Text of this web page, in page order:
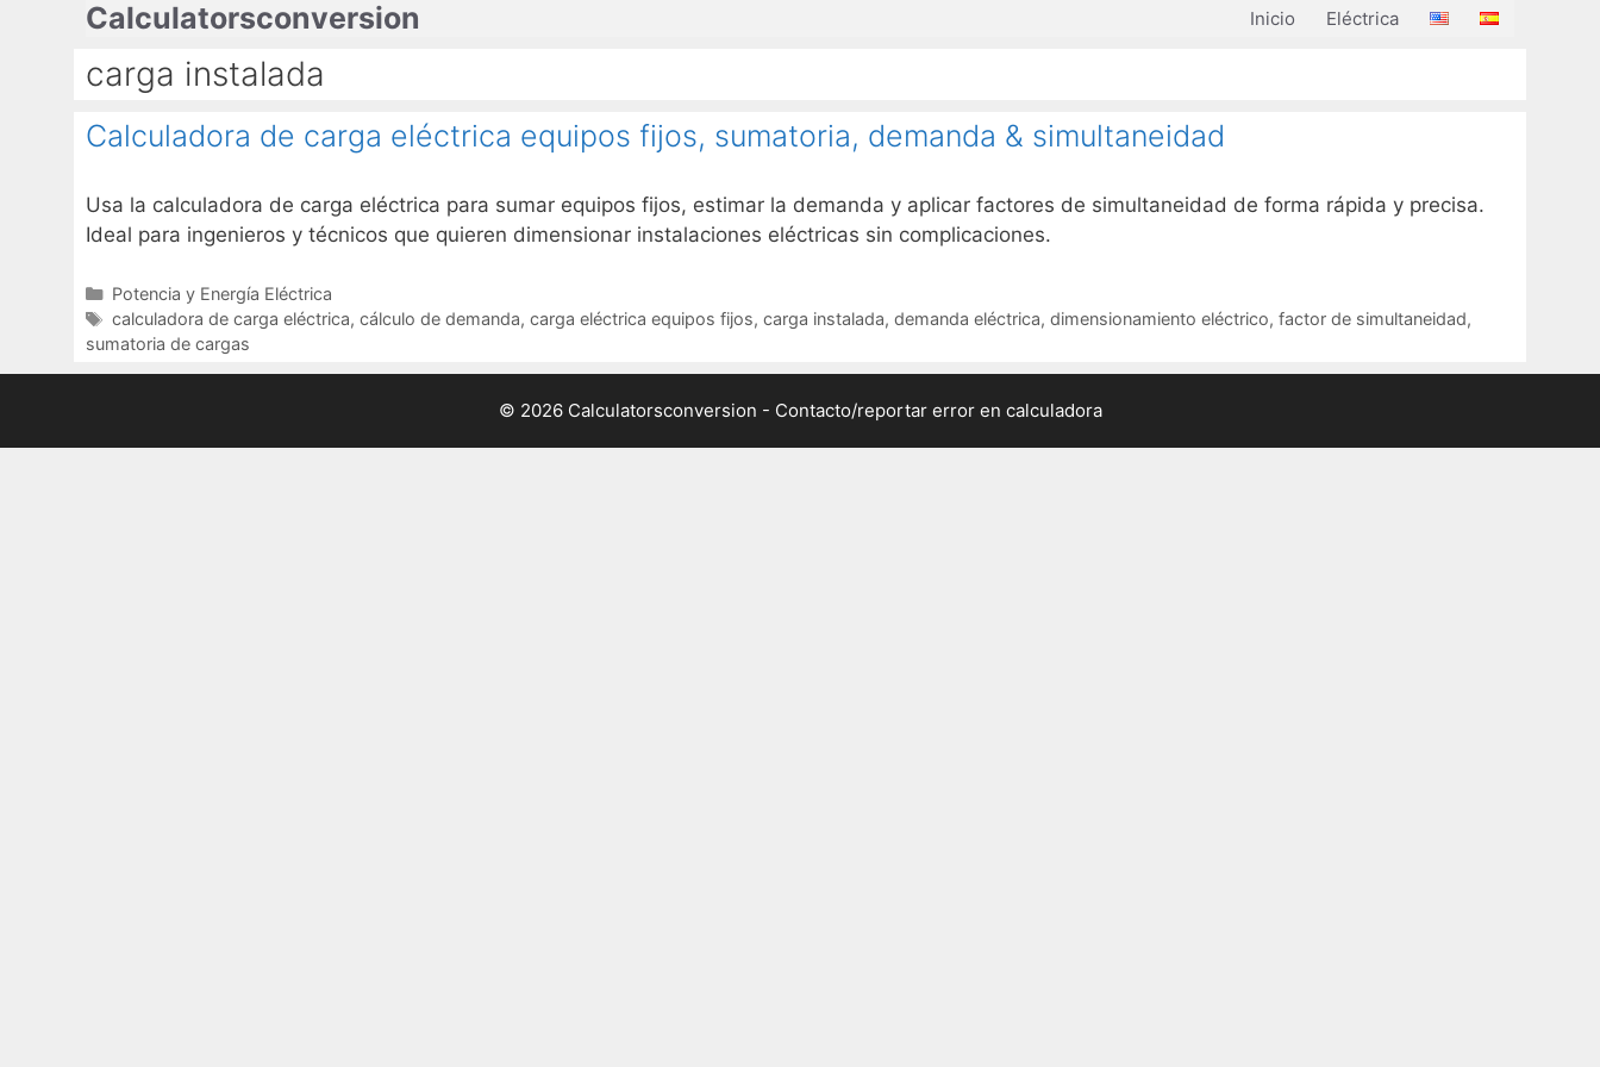
contenido
Calculatorsconversion Inicio Eléctrica
carga instalada
Calculadora de carga eléctrica equipos fijos, sumatoria, demanda & simultaneidad
Usa la calculadora de carga eléctrica para sumar equipos fijos, estimar la demanda y aplicar factores de simultaneidad de forma rápida y precisa.
Ideal para ingenieros y técnicos que quieren dimensionar instalaciones eléctricas sin complicaciones.
Categorías
Potencia y Energía Eléctrica
Etiquetas
calculadora de carga eléctrica, cálculo de demanda, carga eléctrica equipos fijos, carga instalada, demanda eléctrica, dimensionamiento eléctrico, factor de simultaneidad,
sumatoria de cargas
© 2026 Calculatorsconversion - Contacto/reportar error en calculadora